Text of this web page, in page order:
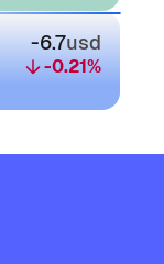
-6.7usd
-0.21%